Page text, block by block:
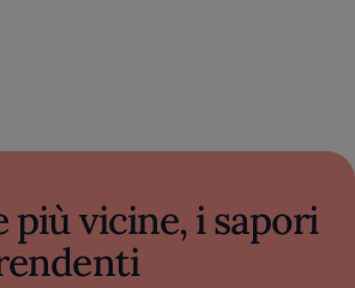
più vicine, i sapori